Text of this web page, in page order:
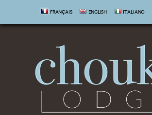
FRANÇAIS ENGLISH ITALIANO